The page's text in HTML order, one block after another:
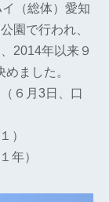
（総体）愛知
園で行われ、
2014年以来９
ました。
（６月3日、口
）
年）